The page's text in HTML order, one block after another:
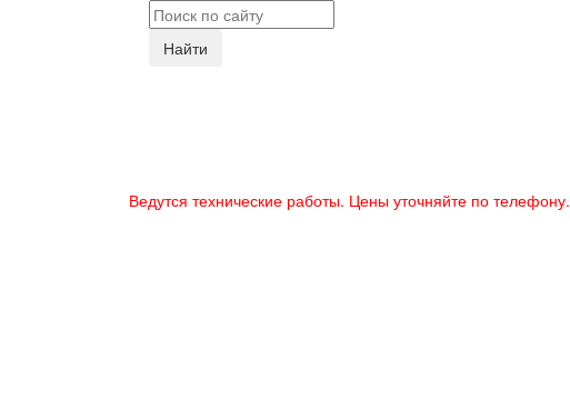
Найти
Ведутся технические работы. Цены уточняйте по телефону.